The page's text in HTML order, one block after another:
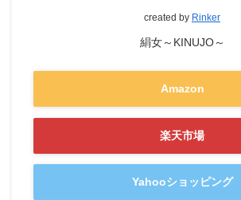
created by Rinker
絹女～KINUJO～
Amazon
楽天市場
Yahooショッピング